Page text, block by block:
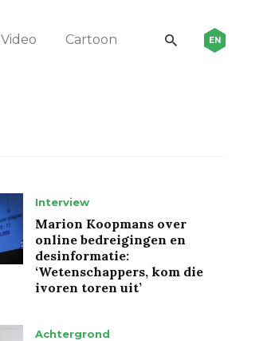
Video Cartoon EN
Interview
Marion Koopmans over
online bedreigingen en
desinformatie:
‘Wetenschappers, kom die
ivoren toren uit’
Achtergrond